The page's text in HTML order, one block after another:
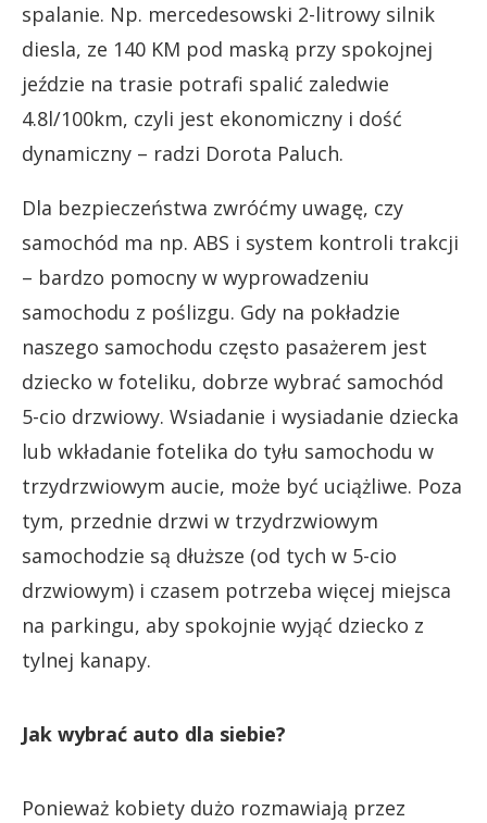
spalanie. Np. mercedesowski 2-litrowy silnik
diesla, ze 140 KM pod maską przy spokojnej
jeździe na trasie potrafi spalić zaledwie
4.8l/100km, czyli jest ekonomiczny i dość
dynamiczny – radzi Dorota Paluch.
Dla bezpieczeństwa zwróćmy uwagę, czy
samochód ma np. ABS i system kontroli trakcji
– bardzo pomocny w wyprowadzeniu
samochodu z poślizgu. Gdy na pokładzie
naszego samochodu często pasażerem jest
dziecko w foteliku, dobrze wybrać samochód
5-cio drzwiowy. Wsiadanie i wysiadanie dziecka
lub wkładanie fotelika do tyłu samochodu w
trzydrzwiowym aucie, może być uciążliwe. Poza
tym, przednie drzwi w trzydrzwiowym
samochodzie są dłuższe (od tych w 5-cio
drzwiowym) i czasem potrzeba więcej miejsca
na parkingu, aby spokojnie wyjąć dziecko z
tylnej kanapy.
Jak wybrać auto dla siebie?
Ponieważ kobiety dużo rozmawiają przez